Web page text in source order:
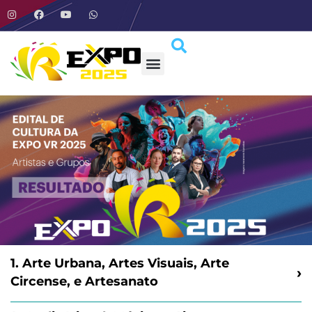
1. Arte Urbana, Artes Visuais, Arte
Circense, e Artesanato
›
Ana Kátia Augusto Rosa Oliveira